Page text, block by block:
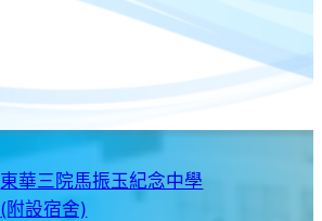
東華三院馬振玉紀念中學
(附設宿舍)